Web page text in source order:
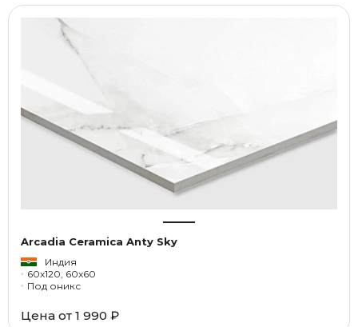
Arcadia Ceramica Anty Sky
Индия
60x120, 60x60
Под оникс
Цена от 1 990 ₽